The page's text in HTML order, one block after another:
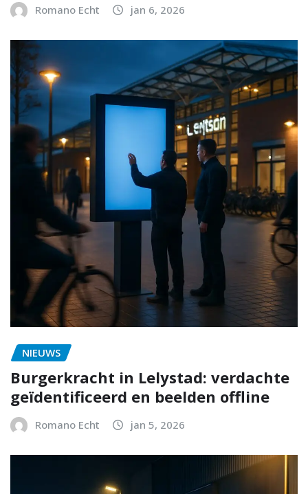
Romano Echt jan 6, 2026
NIEUWS
Burgerkracht in Lelystad: verdachte
geïdentificeerd en beelden offline
Romano Echt jan 5, 2026